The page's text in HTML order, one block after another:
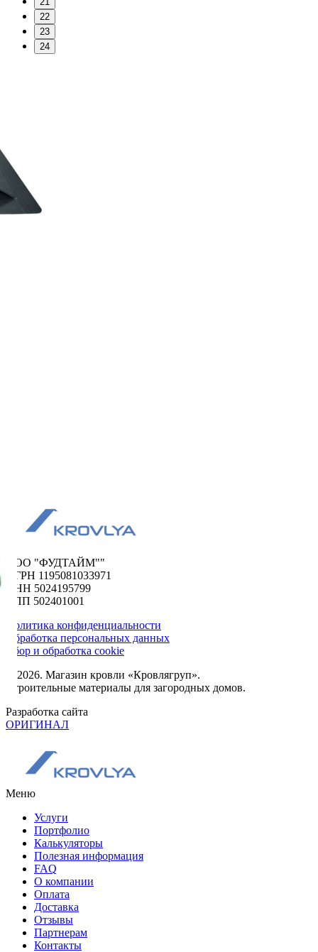
22
23
24
ООО "ФУДТАЙМ""
ОГРН 1195081033971
ИНН 5024195799
КПП 502401001
Политика конфиденциальности
Обработка персональных данных
Сбор и обработка cookie
© 2026. Магазин кровли «Кровлягруп».
Строительные материалы для загородных домов.
Разработка сайта
ОРИГИНАЛ
Меню
Услуги
Портфолио
Калькуляторы
Полезная информация
FAQ
О компании
Оплата
Доставка
Отзывы
Партнерам
Контакты